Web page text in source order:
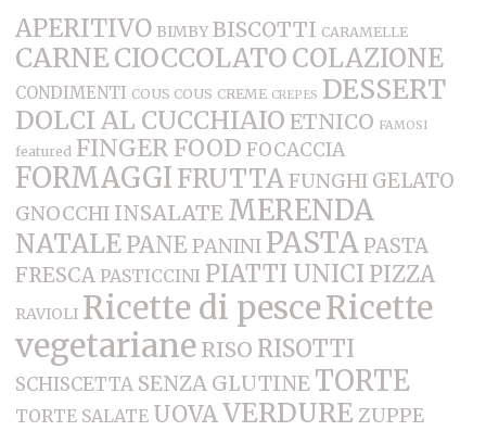
APERITIVO BIMBY BISCOTTI CARAMELLE
CARNECIOCCOLATO COLAZIONE
CONDIMENTI COUS COUS CREME CREPES DESSERT
DOLCI AL CUCCHIAIO ETNICO FAMOSI
featured FINGER FOOD FOCACCIA
FORMAGGI FRUTTA FUNGHI GELATO
GNOCCHI INSALATE MERENDA
NATALEPANE PANINI PASTA PASTA
FRESCA PASTICCINI PIATTI UNICI PIZZA
RAVIOLI Ricette di pesceRicette
vegetariane RISO RISOTTI
SCHISCETTA SENZA GLUTINE TORTE
TORTE SALATE UOVAVERDURE ZUPPE